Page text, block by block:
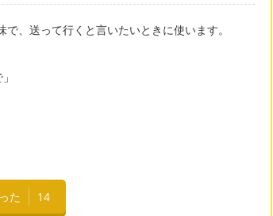
、送って行くと言いたいときに使います。
た 14